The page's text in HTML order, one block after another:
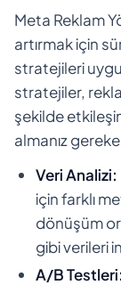
Meta Reklam
artırmak için
stratejileri
stratejiler,
şekilde
almanız
Veri Analizi:
için farklı
dönüşüm
gibi verileri
A/B Testleri: